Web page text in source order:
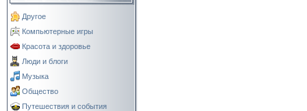
Другое
Компьютерные игры
Красота и здоровье
Люди и блоги
Музыка
Общество
Путешествия и события